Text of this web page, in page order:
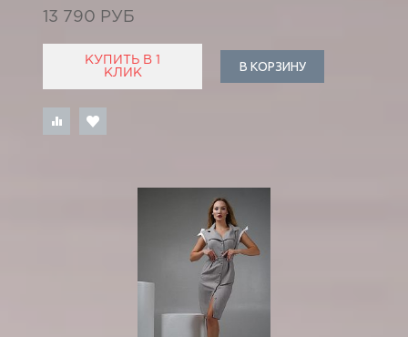
13 790 РУБ
КУПИТЬ В 1
КЛИК
В КОРЗИНУ